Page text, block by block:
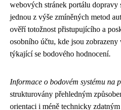
webových stránek portálu dopravy
jednou z výše zmíněných metod
ověří totožnost přistupujícího a
osobního účtu, kde jsou
týkající se bodového hodnocení.
Informace o bodovém systému na
strukturovány přehledným
orientaci i méně technicky